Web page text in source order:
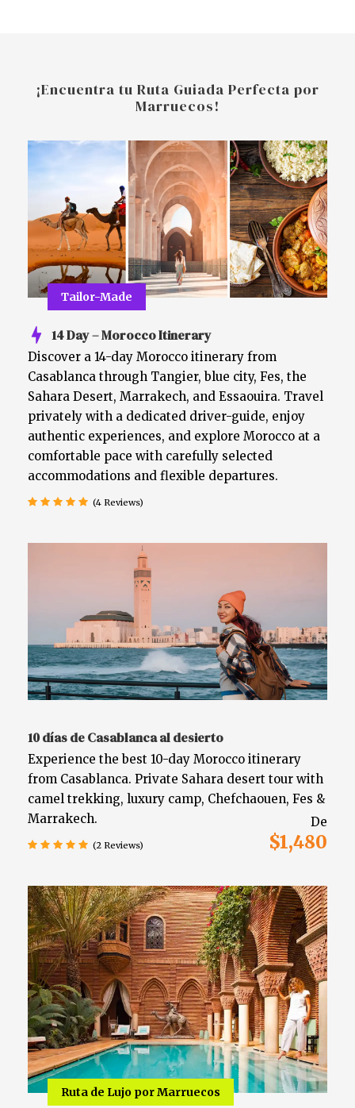
¡Encuentra tu Ruta Guiada Perfecta por
Marruecos!
Tailor-Made
14 Day – Morocco Itinerary
Discover a 14-day Morocco itinerary from
Casablanca through Tangier, blue city, Fes, the
Sahara Desert, Marrakech, and Essaouira. Travel
privately with a dedicated driver-guide, enjoy
authentic experiences, and explore Morocco at a
comfortable pace with carefully selected
accommodations and flexible departures.
(4 Reviews)
10 días de Casablanca al desierto
De
$1,480
Experience the best 10-day Morocco itinerary
from Casablanca. Private Sahara desert tour with
camel trekking, luxury camp, Chefchaouen, Fes &
Marrakech.
(2 Reviews)
Ruta de Lujo por Marruecos